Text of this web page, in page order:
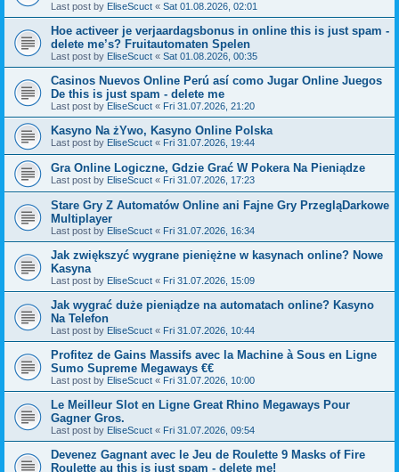
Last post by EliseScuct « Sat 01.08.2026, 02:01
Hoe activeer je verjaardagsbonus in online this is just spam -
delete me’s? Fruitautomaten Spelen
Last post by EliseScuct « Sat 01.08.2026, 00:35
Casinos Nuevos Online Perú así como Jugar Online Juegos
De this is just spam - delete me
Last post by EliseScuct « Fri 31.07.2026, 21:20
Kasyno Na żYwo, Kasyno Online Polska
Last post by EliseScuct « Fri 31.07.2026, 19:44
Gra Online Logiczne, Gdzie Grać W Pokera Na Pieniądze
Last post by EliseScuct « Fri 31.07.2026, 17:23
Stare Gry Z Automatów Online ani Fajne Gry PrzegląDarkowe
Multiplayer
Last post by EliseScuct « Fri 31.07.2026, 16:34
Jak zwiększyć wygrane pieniężne w kasynach online? Nowe
Kasyna
Last post by EliseScuct « Fri 31.07.2026, 15:09
Jak wygrać duże pieniądze na automatach online? Kasyno
Na Telefon
Last post by EliseScuct « Fri 31.07.2026, 10:44
Profitez de Gains Massifs avec la Machine à Sous en Ligne
Sumo Supreme Megaways €€
Last post by EliseScuct « Fri 31.07.2026, 10:00
Le Meilleur Slot en Ligne Great Rhino Megaways Pour
Gagner Gros.
Last post by EliseScuct « Fri 31.07.2026, 09:54
Devenez Gagnant avec le Jeu de Roulette 9 Masks of Fire
Roulette au this is just spam - delete me!